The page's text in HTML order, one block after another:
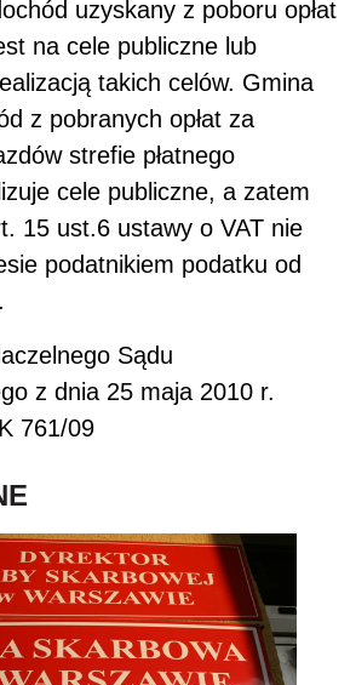
uzyskany z poboru opłat
na cele publiczne lub
takich celów. Gmina
z pobranych opłat za
strefie płatnego
cele publiczne, a zatem
15 ust.6 ustawy o VAT nie
podatnikiem podatku od
Sądu
z dnia 25 maja 2010 r.
761/09